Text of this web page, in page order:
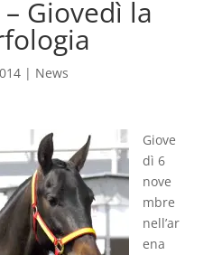
Giovedì la
| News
Giove
dì 6
nove
mbre
nell’ar
ena